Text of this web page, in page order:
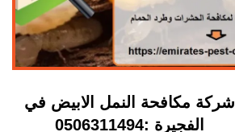
شركة مكافحة النمل الابيض في
الفجيرة :0506311494